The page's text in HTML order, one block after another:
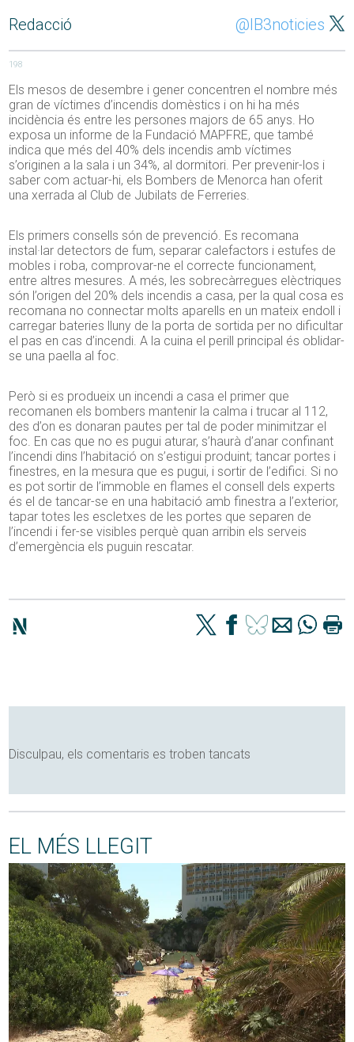
Redacció @IB3noticies
198
Els mesos de desembre i gener concentren el nombre més
gran de víctimes d’incendis domèstics i on hi ha més
incidència és entre les persones majors de 65 anys. Ho
exposa un informe de la Fundació MAPFRE, que també
indica que més del 40% dels incendis amb víctimes
s’originen a la sala i un 34%, al dormitori. Per prevenir-los i
saber com actuar-hi, els Bombers de Menorca han oferit
una xerrada al Club de Jubilats de Ferreries.
Els primers consells són de prevenció. Es recomana
instal·lar detectors de fum, separar calefactors i estufes de
mobles i roba, comprovar-ne el correcte funcionament,
entre altres mesures. A més, les sobrecàrregues elèctriques
són l’origen del 20% dels incendis a casa, per la qual cosa es
recomana no connectar molts aparells en un mateix endoll i
carregar bateries lluny de la porta de sortida per no dificultar
el pas en cas d’incendi. A la cuina el perill principal és oblidar-
se una paella al foc.
Però si es produeix un incendi a casa el primer que
recomanen els bombers mantenir la calma i trucar al 112,
des d’on es donaran pautes per tal de poder minimitzar el
foc. En cas que no es pugui aturar, s’haurà d’anar confinant
l’incendi dins l’habitació on s’estigui produint; tancar portes i
finestres, en la mesura que es pugui, i sortir de l’edifici. Si no
es pot sortir de l’immoble en flames el consell dels experts
és el de tancar-se en una habitació amb finestra a l’exterior,
tapar totes les escletxes de les portes que separen de
l’incendi i fer-se visibles perquè quan arribin els serveis
d’emergència els puguin rescatar.
Disculpau, els comentaris es troben tancats
EL MÉS LLEGIT